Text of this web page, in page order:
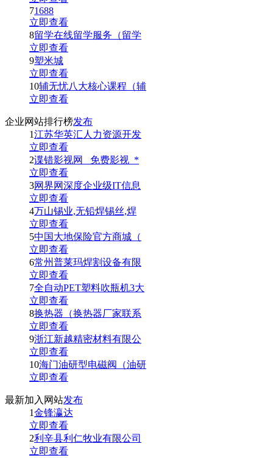
71688
立即查看
8留学在线留学服务（留学
立即查看
9塑米城
立即查看
10辅无忧八大核心课程（辅
立即查看
企业网站排行榜发布
1江苏华英汇人力资源开发
立即查看
2谍错影视网_ 免费影视_*
立即查看
3网界网深度企业级IT信息
立即查看
4万山锡业,无铅焊锡丝,焊
立即查看
5中国大地保险官方商城（
立即查看
6常州普莱玛焊割设备有限
立即查看
7全自动PET塑料吹瓶机3大
立即查看
8换热器（换热器厂家联系
立即查看
9浙江新越精密材料有限公
立即查看
10海门油研型电磁阀（油研
立即查看
最新加入网站发布
1金锋瀛达
立即查看
2利辛县利仁牧业有限公司
立即查看